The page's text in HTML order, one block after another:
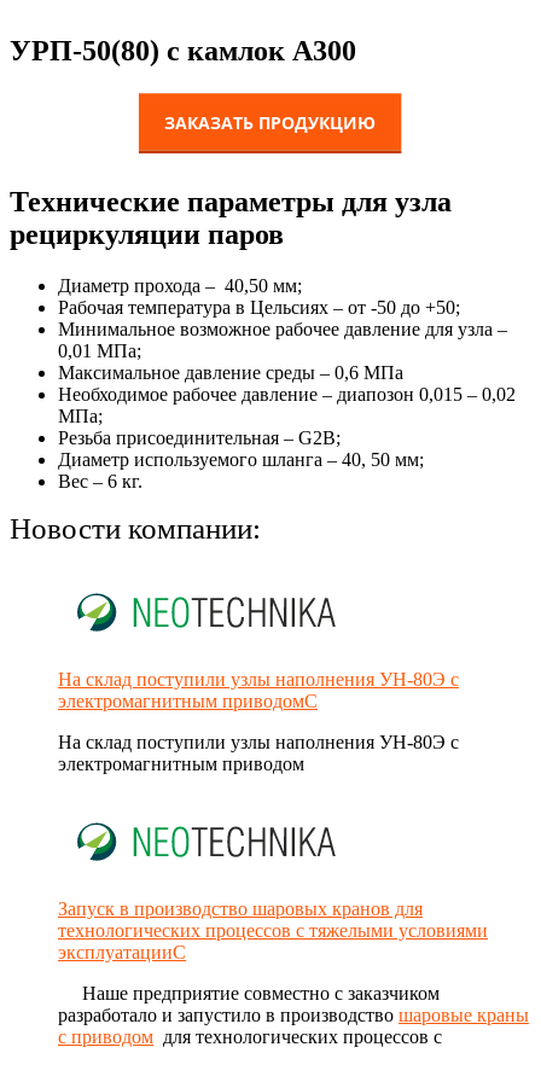
УРП-50(80) с камлок А300
Технические параметры для узла
рециркуляции паров
Диаметр прохода – 40,50 мм;
Рабочая температура в Цельсиях – от -50 до +50;
Минимальное возможное рабочее давление для узла –
0,01 МПа;
Максимальное давление среды – 0,6 МПа
Необходимое рабочее давление – диапозон 0,015 – 0,02
МПа;
Резьба присоединительная – G2B;
Диаметр используемого шланга – 40, 50 мм;
Вес – 6 кг.
Новости компании:
На склад поступили узлы наполнения УН-80Э с
электромагнитным приводомС
На склад поступили узлы наполнения УН-80Э с
электромагнитным приводом
Запуск в производство шаровых кранов для
технологических процессов с тяжелыми условиями
эксплуатацииС
Наше предприятие совместно с заказчиком
разработало и запустило в производство шаровые краны
с приводом для технологических процессов с